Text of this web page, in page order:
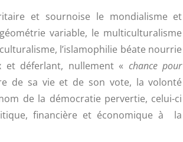
et sournoise le mondialisme et
variable, le multiculturalisme
l’islamophilie béate nourrie
et déferlant, nullement « chance pour
de sa vie et de son vote, la volonté
de la démocratie pervertie, celui-ci
financière et économique à la